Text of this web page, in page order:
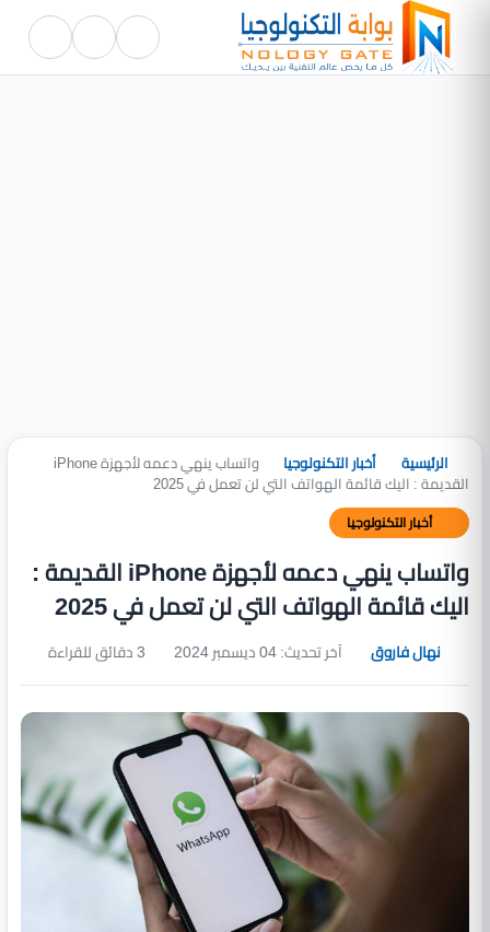
الرئيسية أخبار التكنولوجيا واتساب ينهي دعمه لأجهزة iPhone
القديمة : اليك قائمة الهواتف التي لن تعمل في 2025
أخبار التكنولوجيا
واتساب ينهي دعمه لأجهزة iPhone القديمة :
اليك قائمة الهواتف التي لن تعمل في 2025
نهال فاروق آخر تحديث: 04 ديسمبر 2024